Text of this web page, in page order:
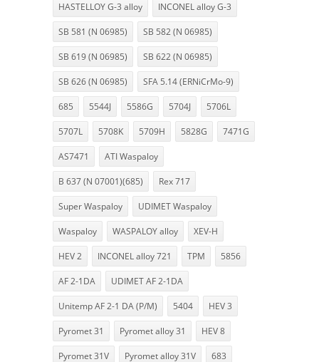
HASTELLOY G-3 alloy INCONEL alloy G-3
SB 581 (N 06985) SB 582 (N 06985)
SB 619 (N 06985) SB 622 (N 06985)
SB 626 (N 06985) SFA 5.14 (ERNiCrMo-9)
685 5544J 5586G 5704J 5706L
5707L 5708K 5709H 5828G 7471G
AS7471 ATI Waspaloy
B 637 (N 07001)(685) Rex 717
Super Waspaloy UDIMET Waspaloy
Waspaloy WASPALOY alloy XEV-H
HEV 2 INCONEL alloy 721 TPM 5856
AF 2-1DA UDIMET AF 2-1DA
Unitemp AF 2-1 DA (P/M) 5404 HEV 3
Pyromet 31 Pyromet alloy 31 HEV 8
Pyromet 31V Pyromet alloy 31V 683